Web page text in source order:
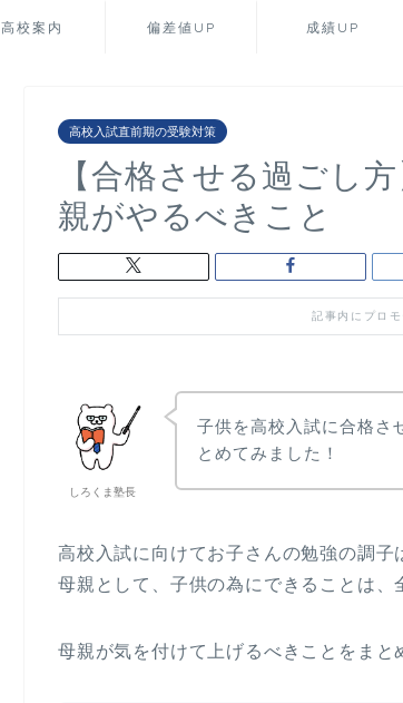
高校案内 偏差値UP 成績UP
高校入試直前期の受験対策
【合格させる過ごし
親がやるべきこと
記事内にプロ
しろくま塾長
子供を高校入試に合格さ
とめてみました！
高校入試に向けてお子さんの勉強の調子
母親として、子供の為にできることは、
母親が気を付けて上げるべきことをまと